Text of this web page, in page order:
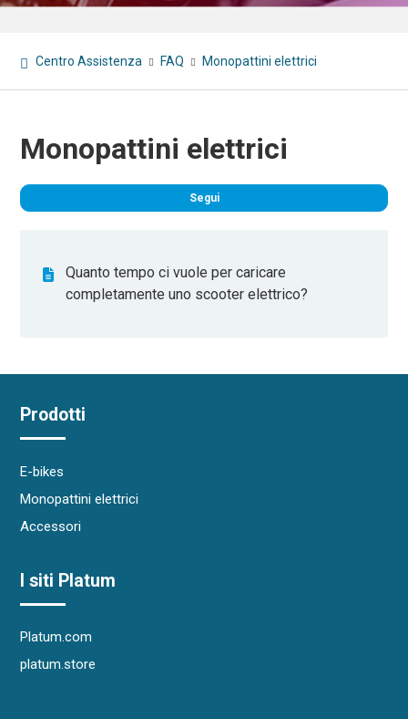
Centro Assistenza FAQ Monopattini elettrici
Monopattini elettrici
Segui
Quanto tempo ci vuole per caricare
completamente uno scooter elettrico?
Prodotti
E-bikes
Monopattini elettrici
Accessori
I siti Platum
Platum.com
platum.store